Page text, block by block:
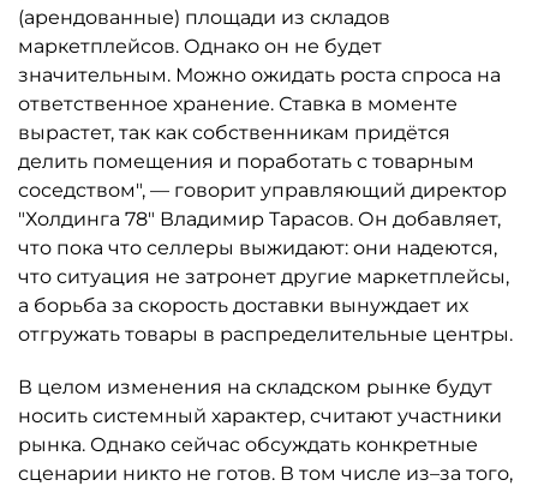
(арендованные) площади из складов
маркетплейсов. Однако он не будет
значительным. Можно ожидать роста спроса на
ответственное хранение. Ставка в моменте
вырастет, так как собственникам придётся
делить помещения и поработать с товарным
соседством", — говорит управляющий директор
"Холдинга 78" Владимир Тарасов. Он добавляет,
что пока что селлеры выжидают: они надеются,
что ситуация не затронет другие маркетплейсы,
а борьба за скорость доставки вынуждает их
отгружать товары в распределительные центры.
В целом изменения на складском рынке будут
носить системный характер, считают участники
рынка. Однако сейчас обсуждать конкретные
сценарии никто не готов. В том числе из–за того,